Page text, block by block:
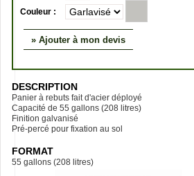
Couleur :
» Ajouter à mon devis
DESCRIPTION
Panier à rebuts fait d'acier déployé
Capacité de 55 gallons (208 litres)
Finition galvanisé
Pré-percé pour fixation au sol
FORMAT
55 gallons (208 litres)